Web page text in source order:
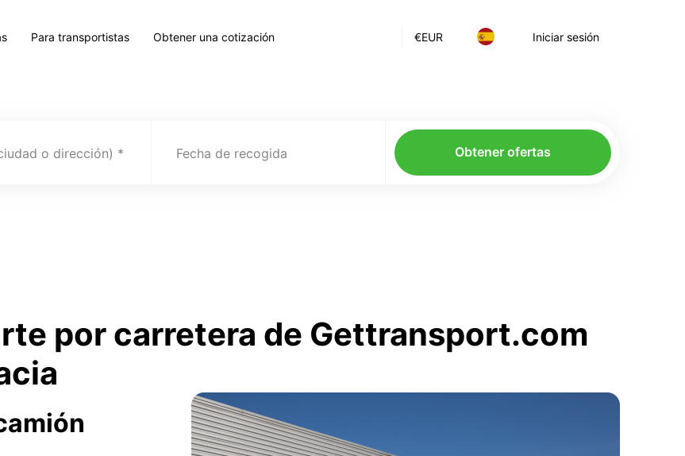
€EUR Iniciar sesión
Para transportistas Obtener una cotización
o dirección) Fecha de recogida Obtener ofertas
por carretera de Gettransport.com